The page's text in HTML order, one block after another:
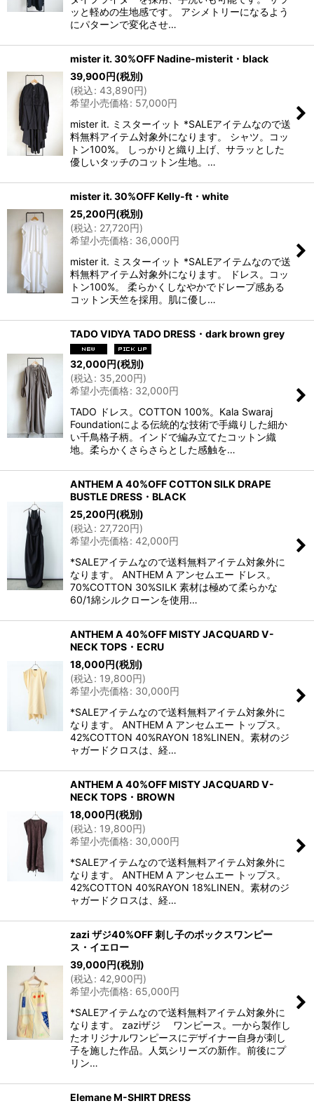
ッと軽めの生地感です。 アシメトリーになるよう
にパターンで変化させ…
mister it. 30%OFF Nadine-misterit・black
39,900円(税別)
(税込: 43,890円)
希望小売価格: 57,000円
mister it. ミスターイット *SALEアイテムなので送
料無料アイテム対象外になります。 シャツ。コッ
トン100%。 しっかりと織り上げ、サラッとした
優しいタッチのコットン生地。…
mister it. 30%OFF Kelly-ft・white
25,200円(税別)
(税込: 27,720円)
希望小売価格: 36,000円
mister it. ミスターイット *SALEアイテムなので送
料無料アイテム対象外になります。 ドレス。コッ
トン100%。 柔らかくしなやかでドレープ感ある
コットン天竺を採用。肌に優し…
TADO VIDYA TADO DRESS・dark brown grey
32,000円(税別)
(税込: 35,200円)
希望小売価格: 32,000円
TADO ドレス。COTTON 100%。Kala Swaraj
Foundationによる伝統的な技術で手織りした細か
い千鳥格子柄。インドで編み立てたコットン織
地。柔らかくさらさらとした感触を…
ANTHEM A 40%OFF COTTON SILK DRAPE
BUSTLE DRESS・BLACK
25,200円(税別)
(税込: 27,720円)
希望小売価格: 42,000円
*SALEアイテムなので送料無料アイテム対象外に
なります。 ANTHEM A アンセムエー ドレス。
70%COTTON 30%SILK 素材は極めて柔らかな
60/1綿シルクローンを使用…
ANTHEM A 40%OFF MISTY JACQUARD V-
NECK TOPS・ECRU
18,000円(税別)
(税込: 19,800円)
希望小売価格: 30,000円
*SALEアイテムなので送料無料アイテム対象外に
なります。 ANTHEM A アンセムエー トップス。
42%COTTON 40%RAYON 18%LINEN。素材のジ
ャガードクロスは、経…
ANTHEM A 40%OFF MISTY JACQUARD V-
NECK TOPS・BROWN
18,000円(税別)
(税込: 19,800円)
希望小売価格: 30,000円
*SALEアイテムなので送料無料アイテム対象外に
なります。 ANTHEM A アンセムエー トップス。
42%COTTON 40%RAYON 18%LINEN。素材のジ
ャガードクロスは、経…
zazi ザジ40%OFF 刺し子のボックスワンピー
ス・イエロー
39,000円(税別)
(税込: 42,900円)
希望小売価格: 65,000円
*SALEアイテムなので送料無料アイテム対象外に
なります。 zaziザジ ワンピース。一から製作し
たオリジナルワンピースにデザイナー自身が刺し
子を施した作品。人気シリーズの新作。前後にプ
リン…
Elemane M-SHIRT DRESS